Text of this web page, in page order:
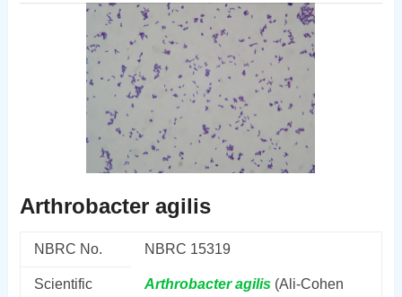
Arthrobacter agilis
NBRC No. NBRC 15319
Scientific
Arthrobacter agilis(Ali-Cohen